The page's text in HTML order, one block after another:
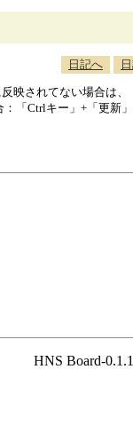
日記へ
映されてない場合は、
：「Ctrlキー」+「更新
HNS Board-